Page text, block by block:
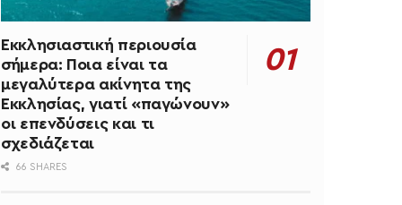
Εκκλησιαστική περιουσία
σήμερα: Ποια είναι τα
μεγαλύτερα ακίνητα της
Εκκλησίας, γιατί «παγώνουν»
οι επενδύσεις και τι
σχεδιάζεται
66 SHARES